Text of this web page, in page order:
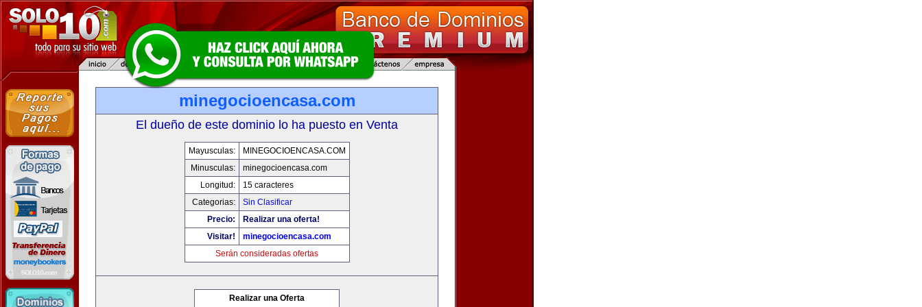
minegocioencasa.com
El dueño de este dominio lo ha puesto en Venta
Mayusculas:
MINEGOCIOENCASA.COM
Minusculas:
minegocioencasa.com
Longitud:
15 caracteres
Categorias:
Sin Clasificar
Precio:
Realizar una oferta!
Visitar!
minegocioencasa.com
Serán consideradas ofertas
Realizar una Oferta